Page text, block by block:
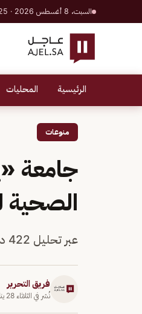
السبت، 8 أغسطس 2026 · 25 صفر 1448 هـ
الرئيسية المحليات
منوعات
الصحية
عبر تحليل 422 دراسة أجريت في 45 دولة..
فريق التحرير
نُشر في الثلاثاء 28 يناير 2020